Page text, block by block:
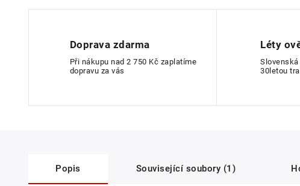
Doprava zdarma
Při nákupu nad 2 750 Kč zaplatíme
dopravu za vás
Léty
30letou
Popis Související soubory (1)